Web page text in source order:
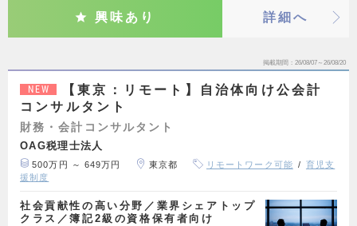
興味あり 詳細へ
掲載期間 26/08/07～26/08/20
NEW
【東京：リモート】自治体向け公会計
コンサルタント
財務・会計コンサルタント
OAG税理士法人
500万円 ～ 649万円 東京都 リモートワーク可能
育児支
援制度
社会貢献性の高い分野／業界シェアトップ
クラス／簿記2級の資格保有者向け